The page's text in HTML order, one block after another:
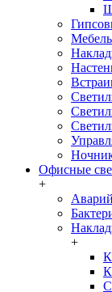
Офисные
+
+